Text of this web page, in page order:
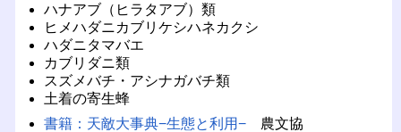
ハナアブ（ヒラタアブ）類
ヒメハダニカブリケシハネカクシ
ハダニタマバエ
カブリダニ類
スズメバチ・アシナガバチ類
土着の寄生蜂
書籍：天敵大事典−生態と利用−農文協